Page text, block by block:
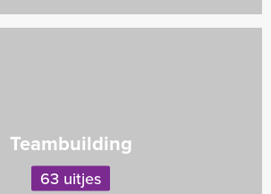
Teambuilding
63 uitjes